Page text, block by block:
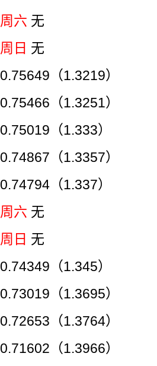
周六 无
周日 无
0.75649（1.3219）
0.75466（1.3251）
0.75019（1.333）
0.74867（1.3357）
0.74794（1.337）
周六 无
周日 无
0.74349（1.345）
0.73019（1.3695）
0.72653（1.3764）
0.71602（1.3966）